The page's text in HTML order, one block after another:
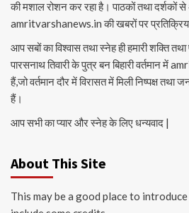
की मशाल रोशन कर रहा है। पाठकों तथा दर्शकों
amritvarshanews.in की खबरों पर
आप सबों का विश्वास तथा स्नेह ही हमारी शक्ति
पारसनाथ तिवारी के पुत्र बन बिहारी वर्तमान
हैं,जो वर्तमान दौर में विरासत में मिली निष्पक्ष तथा
हैं।
आप सभी का प्यार और स्नेह के लिए धन्यवाद |
About This Site
This may be a good place to